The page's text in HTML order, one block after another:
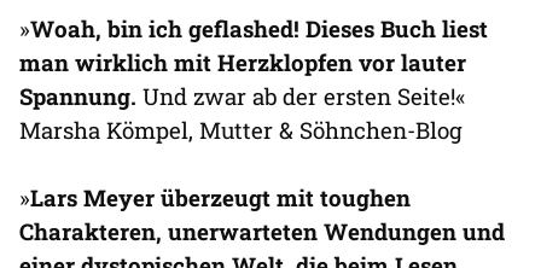
»Woah, bin ich geflashed! Dieses Buch liest
man wirklich mit Herzklopfen vor lauter
Spannung. Und zwar ab der ersten Seite!«
Marsha Kömpel, Mutter & Söhnchen-Blog
»Lars Meyer überzeugt mit toughen
Charakteren, unerwarteten Wendungen und